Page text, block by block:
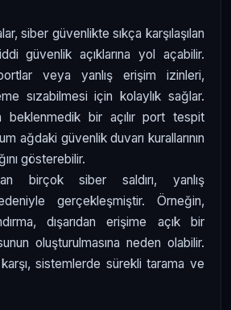
siber güvenlikte sıkça karşılaşılan
güvenlik açıklarına yol açabilir.
veya yanlış erişim izinleri,
sızabilmesi için kolaylık sağlar.
beklenmedik bir açılır port tespit
ağdaki güvenlik duvarı kurallarının
gösterebilir.
birçok siber saldırı, yanlış
gerçekleşmiştir. Örneğin,
dışarıdan erişime açık bir
oluşturulmasına neden olabilir.
sistemlerde sürekli tarama ve